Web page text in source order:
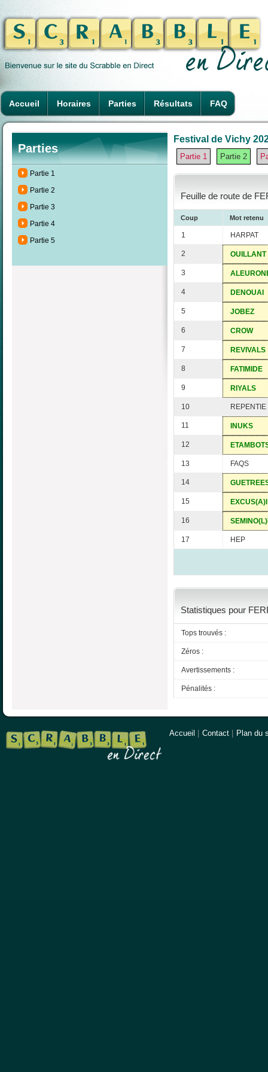
Accueil Horaires Parties Résultats FAQ
Parties
Partie 1
Partie 2
Partie 3
Partie 4
Partie 5
Festival de Vichy
Partie 1 Partie 2
Feuille de route de
Coup Mot retenu
1 HARPAT
2 OUILLANT
3
4 DENOUAI
5 JOBEZ
6 CROW
7 REVIVALS
8 FATIMIDE
9 RIYALS
10 REPENTIE
11 INUKS
12
13 FAQS
14
15 EXCUS(A)I
16
17 HEP
Statistiques pour
Tops trouvés :
Zéros :
Avertissements :
Pénalités :
Accueil Contact Plan du